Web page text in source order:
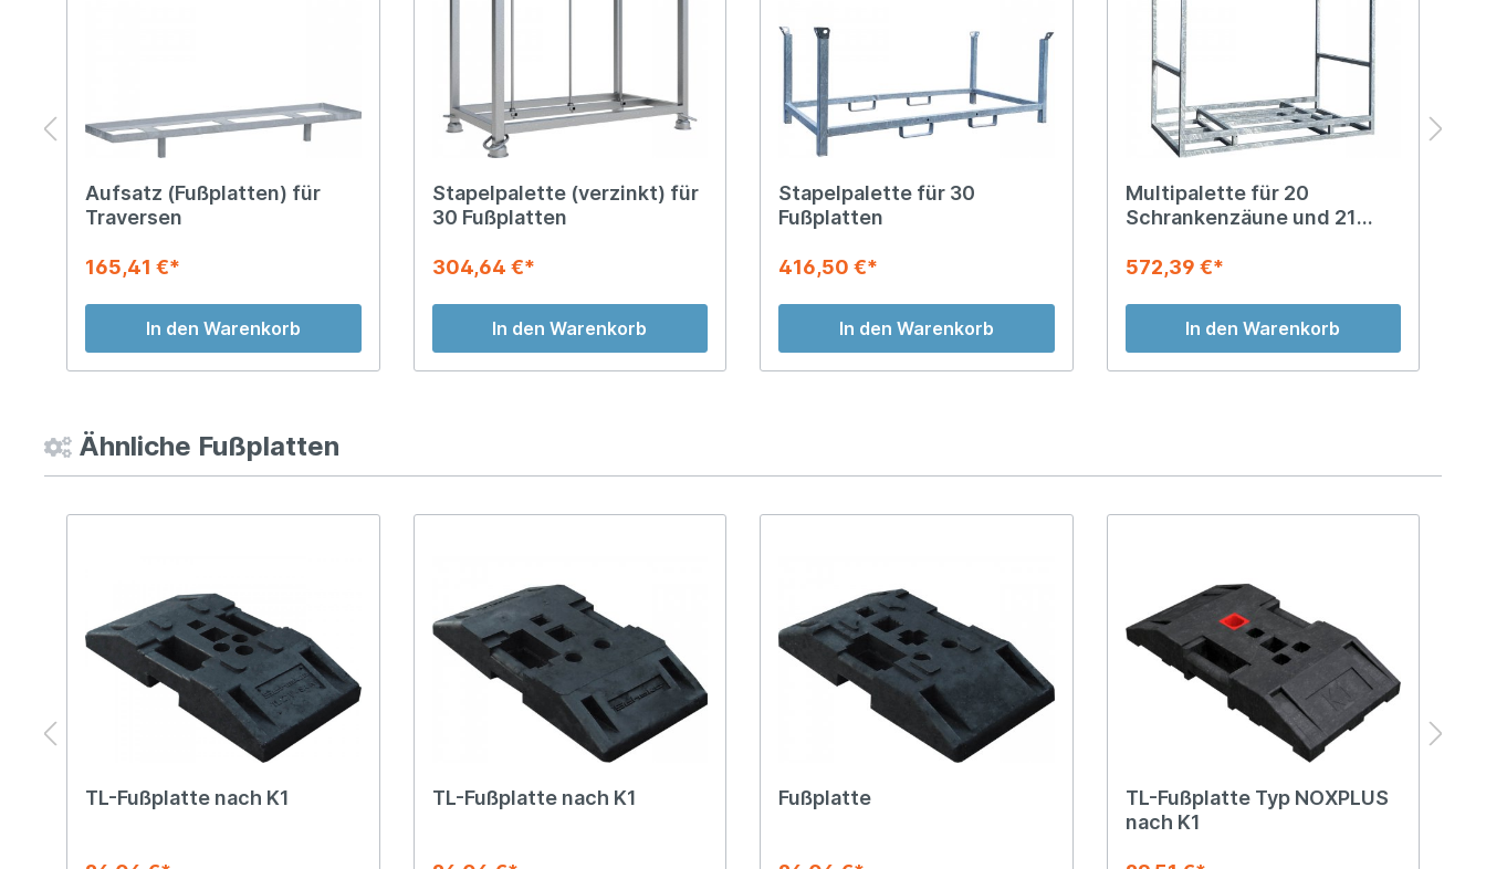
Aufsatz (Fußplatten) für
Traversen
165,41 €*
In den Warenkorb
Stapelpalette (verzinkt) für
30 Fußplatten
304,64 €*
In den Warenkorb
Stapelpalette für 30
Fußplatten
416,50 €*
In den Warenkorb
Multipalette für 20
Schrankenzäune und 21
572,39 €*
In den Warenkorb
Ähnliche Fußplatten
TL-Fußplatte nach K1 TL-Fußplatte nach K1 Fußplatte
TL-Fußplatte Typ NOXPLUS
nach K1